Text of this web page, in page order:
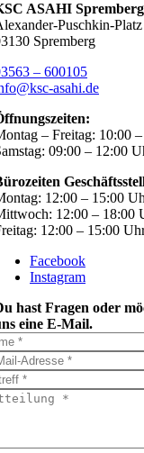
ASAHI
Puschkin-Platz
Spremberg
– 600105
asahi.de
– Freitag: 10:00
09:00 – 12:00
12:00 – 15:00
12:00 – 18:00
12:00 – 15:00
Facebook
Instagram
hast Fragen oder
eine E-Mail.